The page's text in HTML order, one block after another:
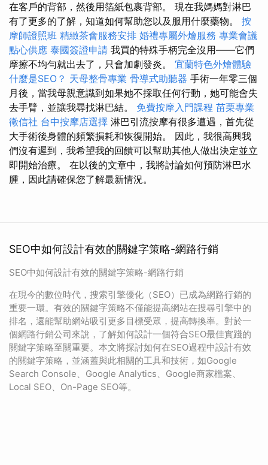
在客戶的背部，然後用箔紙包裹背部。 現在我媽媽對淋巴
有了更多的了解，知道如何幫助您以及服用什麼藥物。 按
摩師證照班 精緻茶會服務安排 婚禮專屬外燴服務 專業會議
點心供應 泰國簽證申請 我買的特殊手柄完全沒用——它們
摩擦不均勻就出去了，只會加劇發炎。 宜蘭特色外燴體驗
什麼是SEO？ 天母整骨專業 骨導式助聽器 手術一年零三個
月後，當我母親意識到如果她不採取任何行動，她可能會失
去手臂，並讓我尋找淋巴結。 免費按摩入門課程 苗栗專業
徵信社 台中按摩店選擇 淋巴引流按摩有很多遭遇，首先從
大手術後身體的頻繁損耗和恢復開始。 因此，我很高興我
們沒有遲到，我希望我的回饋可以幫助其他人做出決定並立
即開始治療。 在以後的文章中，我將討論如何預防淋巴水
腫，因此請確保您了解最新情況。
SEO中如何設計有效的關鍵字策略-網路行銷
SEO中如何設計有效的關鍵字策略-網路行銷
在現今的數位時代，搜索引擎優化（SEO）已成為網路行銷的
重要一環。有效的關鍵字策略不僅能提高網站在搜尋引擎中的
排名，還能幫助網站吸引更多目標受眾，提高轉換率。對於一
個網路行銷公司來說，了解如何設計一個符合SEO最佳實踐的
關鍵字策略至關重要。本文將探討如何在SEO過程中設計有效
的關鍵字策略，並涵蓋與此相關的工具和技術，如Google
Search Console、Google Analytics、Google商家檔案、
Local SEO、On-Page SEO等。